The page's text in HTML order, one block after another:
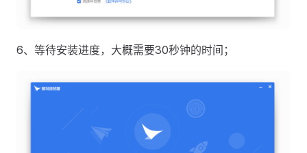
6、等待安装进度，大概需要30秒钟的时间；